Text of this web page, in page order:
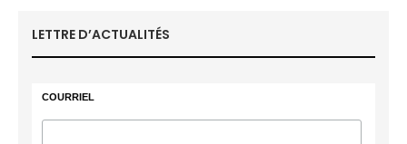
LETTRE D’ACTUALITÉS
COURRIEL